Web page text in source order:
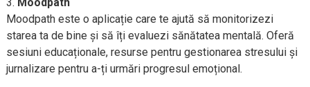
Moodpath este o aplicație care te ajută să monitorizezi
starea ta de bine și să îți evaluezi sănătatea mentală. Oferă
sesiuni educaționale, resurse pentru gestionarea stresului și
jurnalizare pentru a-ți urmări progresul emoțional.